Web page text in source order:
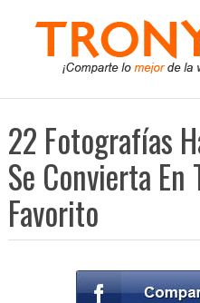
22 Fotografías
Se Convierta En
Favorito